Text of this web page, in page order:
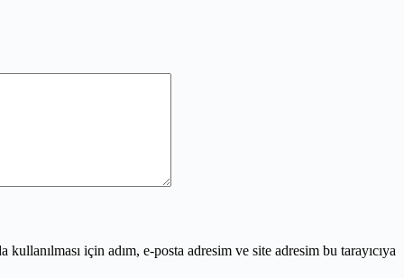
kullanılması için adım, e-posta adresim ve site adresim bu tarayıcıya